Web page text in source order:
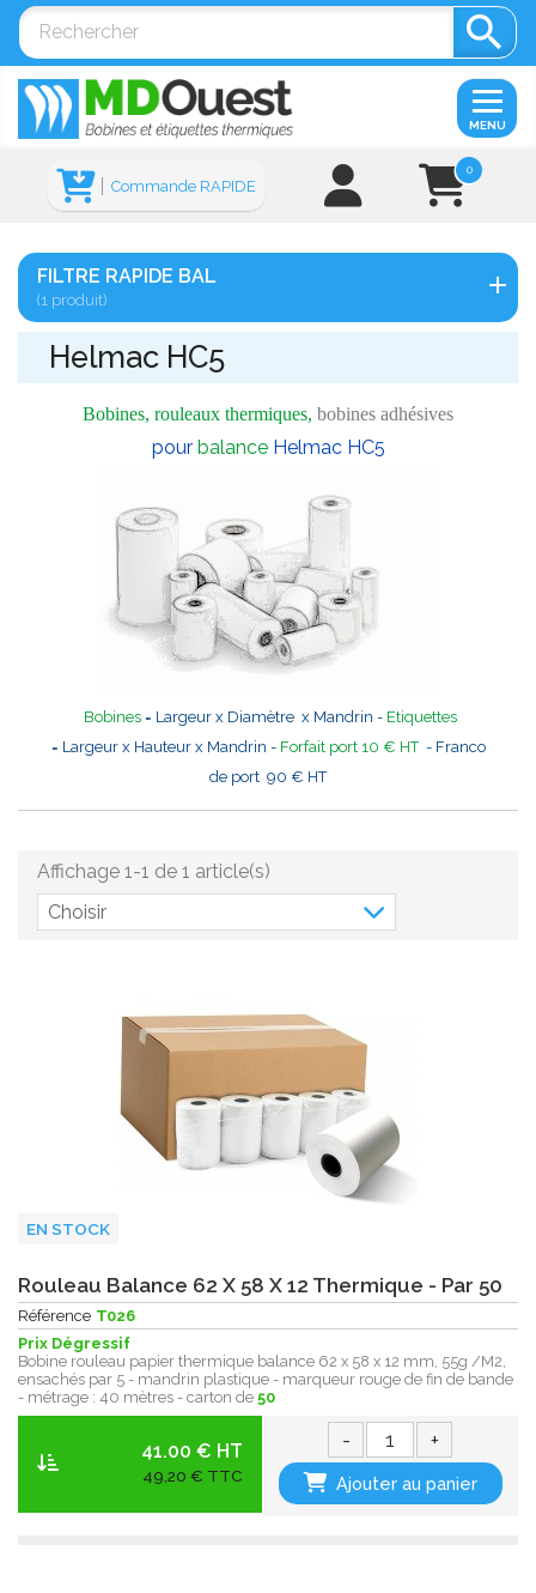

0
Commande RAPIDE
MENU
FILTRE RAPIDE BAL
(1 produit)
Helmac HC5
Bobines, rouleaux thermiques, bobines adhésives
pour balanceHelmac HC5
Bobines = Largeur x Diamètre x Mandrin - Etiquettes
= Largeur x Hauteur x Mandrin - Forfait port 10 € HT- Franco
de port 90 € HT
Choisir
Affichage 1-1 de 1 article(s)
EN STOCK
Rouleau Balance 62 X 58 X 12 Thermique - Par 50
Référence T026
Prix Dégressif
Bobine rouleau papier thermique balance 62 x 58 x 12 mm, 55g /M2,
ensachés par 5 - mandrin plastique - marqueur rouge de fin de bande
- métrage : 40 mètres - carton de 50
41.00 € HT
49,20 € TTC
- +
Ajouter au panier